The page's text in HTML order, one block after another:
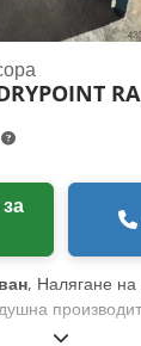
RA
, Налягане
компресор